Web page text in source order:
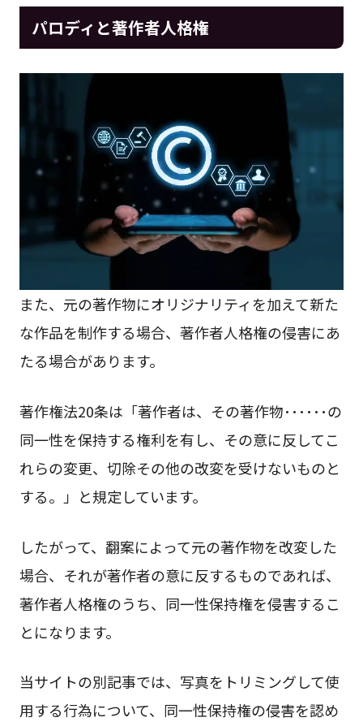
パロディと著作者人格権
また、元の著作物にオリジナリティを加えて新た
な作品を制作する場合、著作者人格権の侵害にあ
たる場合があります。
著作権法20条は「著作者は、その著作物･･････の
同一性を保持する権利を有し、その意に反してこ
れらの変更、切除その他の改変を受けないものと
する。」と規定しています。
したがって、翻案によって元の著作物を改変した
場合、それが著作者の意に反するものであれば、
著作者人格権のうち、同一性保持権を侵害するこ
とになります。
当サイトの別記事では、写真をトリミングして使
用する行為について、同一性保持権の侵害を認め